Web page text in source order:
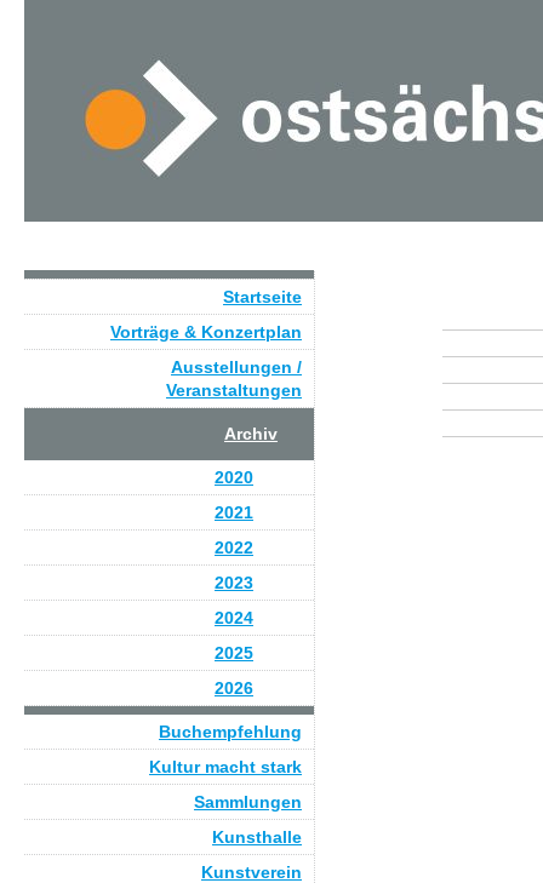
Startseite
Vorträge & Konzertplan
Ausstellungen /
Veranstaltungen
Archiv
2020
2021
2022
2023
2024
2025
2026
Buchempfehlung
Kultur macht stark
Sammlungen
Kunsthalle
Kunstverein